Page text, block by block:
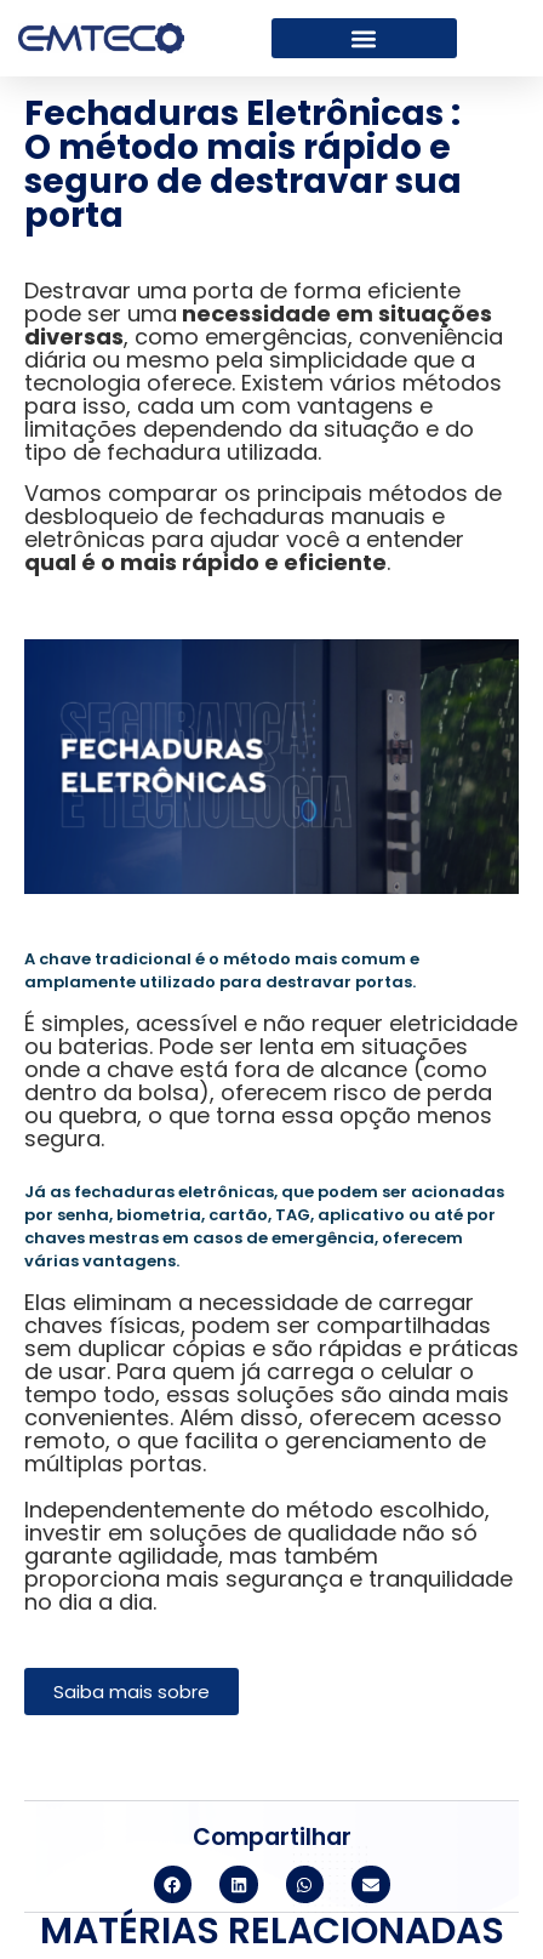
Fechaduras Eletrônicas :
O método mais rápido e
seguro de destravar sua
porta
Destravar uma porta de forma eficiente
pode ser uma necessidade em situações
diversas, como emergências, conveniência
diária ou mesmo pela simplicidade que a
tecnologia oferece. Existem vários métodos
para isso, cada um com vantagens e
limitações dependendo da situação e do
tipo de fechadura utilizada.
Vamos comparar os principais métodos de
desbloqueio de fechaduras manuais e
eletrônicas para ajudar você a entender
qual é o mais rápido e eficiente.
A chave tradicional é o método mais comum e
amplamente utilizado para destravar portas.
É simples, acessível e não requer eletricidade
ou baterias. Pode ser lenta em situações
onde a chave está fora de alcance (como
dentro da bolsa), oferecem risco de perda
ou quebra, o que torna essa opção menos
segura.
Já as fechaduras eletrônicas, que podem ser acionadas
por senha, biometria, cartão, TAG, aplicativo ou até por
chaves mestras em casos de emergência, oferecem
várias vantagens.
Elas eliminam a necessidade de carregar
chaves físicas, podem ser compartilhadas
sem duplicar cópias e são rápidas e práticas
de usar. Para quem já carrega o celular o
tempo todo, essas soluções são ainda mais
convenientes. Além disso, oferecem acesso
remoto, o que facilita o gerenciamento de
múltiplas portas.
Independentemente do método escolhido,
investir em soluções de qualidade não só
garante agilidade, mas também
proporciona mais segurança e tranquilidade
no dia a dia.
Saiba mais sobre
Compartilhar
MATÉRIAS RELACIONADAS